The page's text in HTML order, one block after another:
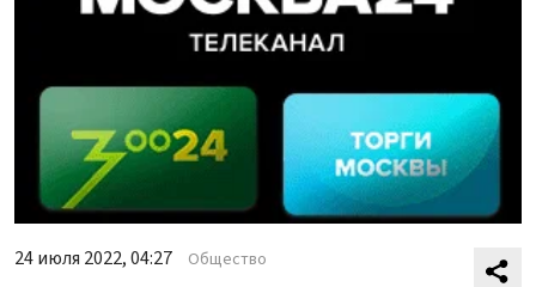
24 июля 2022, 04:27 Общество